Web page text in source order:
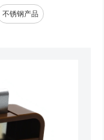
不锈钢产品